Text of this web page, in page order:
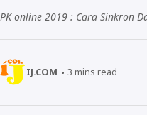
PK online 2019 : Cara Sinkron
IJ.COM 3 mins read